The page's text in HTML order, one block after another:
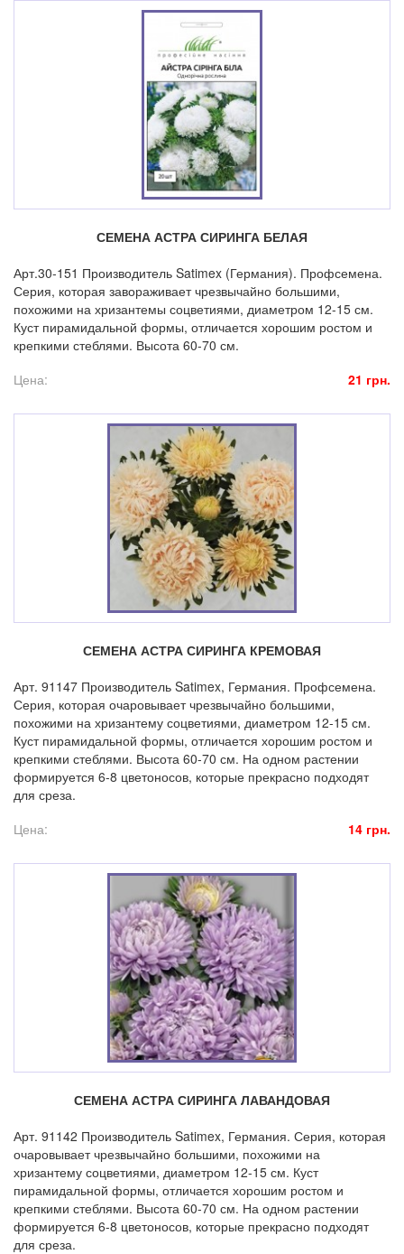
СЕМЕНА АСТРА СИРИНГА БЕЛАЯ
Арт.30-151 Производитель Satimex (Германия). Профсемена.
Серия, которая завораживает чрезвычайно большими,
похожими на хризантемы соцветиями, диаметром 12-15 см.
Куст пирамидальной формы, отличается хорошим ростом и
крепкими стеблями. Высота 60-70 см.
Цена:
21 грн.
СЕМЕНА АСТРА СИРИНГА КРЕМОВАЯ
Арт. 91147 Производитель Satimex, Германия. Профсемена.
Серия, которая очаровывает чрезвычайно большими,
похожими на хризантему соцветиями, диаметром 12-15 см.
Куст пирамидальной формы, отличается хорошим ростом и
крепкими стеблями. Высота 60-70 см. На одном растении
формируется 6-8 цветоносов, которые прекрасно подходят
для среза.
Цена:
14 грн.
СЕМЕНА АСТРА СИРИНГА ЛАВАНДОВАЯ
Арт. 91142 Производитель Satimex, Германия. Серия, которая
очаровывает чрезвычайно большими, похожими на
хризантему соцветиями, диаметром 12-15 см. Куст
пирамидальной формы, отличается хорошим ростом и
крепкими стеблями. Высота 60-70 см. На одном растении
формируется 6-8 цветоносов, которые прекрасно подходят
для среза.